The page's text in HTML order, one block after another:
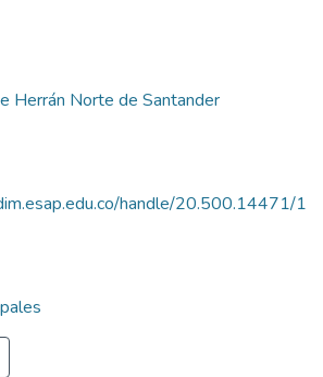
Herrán Norte de Santander
handle/20.500.14471/1